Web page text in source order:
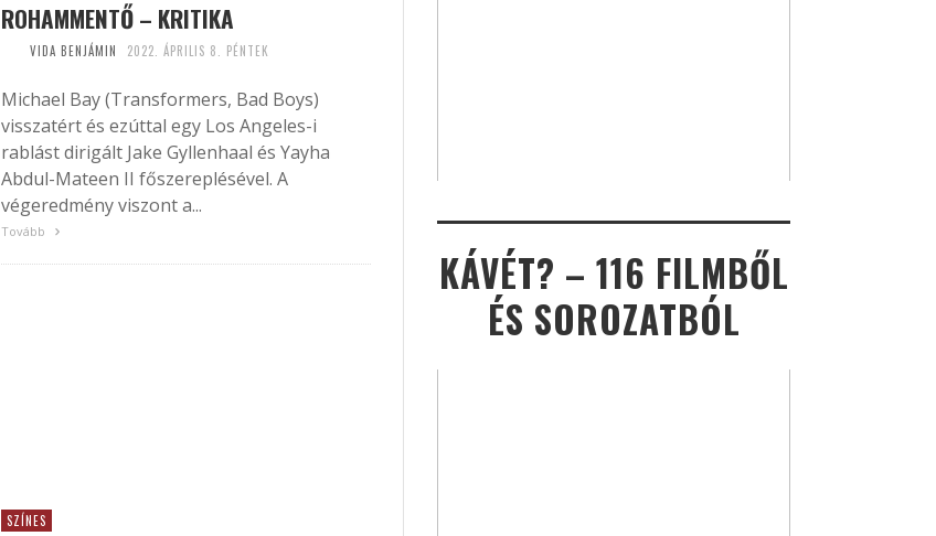
ROHAMMENTŐ – KRITIKA
VIDA BENJÁMIN 2022. ÁPRILIS 8. PÉNTEK
Michael Bay (Transformers, Bad Boys)
visszatért és ezúttal egy Los Angeles-i
rablást dirigált Jake Gyllenhaal és Yayha
Abdul-Mateen II főszereplésével. A
végeredmény viszont a...
Tovább
SZÍNES
KÁVÉT? – 116 FILMBŐL
ÉS SOROZATBÓL